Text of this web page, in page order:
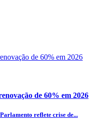
de 60% em 2026
reflete crise de...